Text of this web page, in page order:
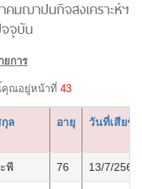
คมฌาปนกิจสงเคราะห์ฯ
จุบัน
ยการ
คุณอยู่หน้าที่ 43
ล อายุ วันที่เสียชี
พี 76 13/7/2569